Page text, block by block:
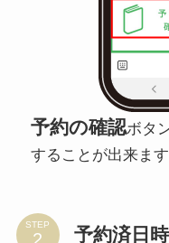
予約の確認ボタ
することが出来ます
STEP 予約済日